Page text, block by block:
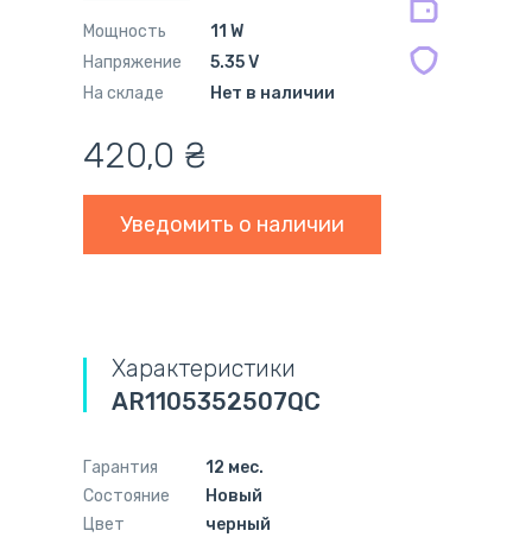
Мощность
11 W
Напряжение
5.35 V
На складе
Нет в наличии
420,0 ₴
Уведомить о наличии
Характеристики
AR1105352507QC
Гарантия
12 мес.
Состояние
Новый
Цвет
черный